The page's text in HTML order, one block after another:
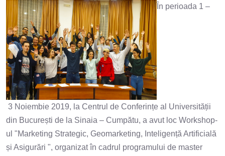
În perioada 1 –
3 Noiembie 2019, la Centrul de Conferințe al Universității
din București de la Sinaia – Cumpătu, a avut loc Workshop-
ul "Marketing Strategic, Geomarketing, Inteligență Artificială
și Asigurări ", organizat în cadrul programului de master